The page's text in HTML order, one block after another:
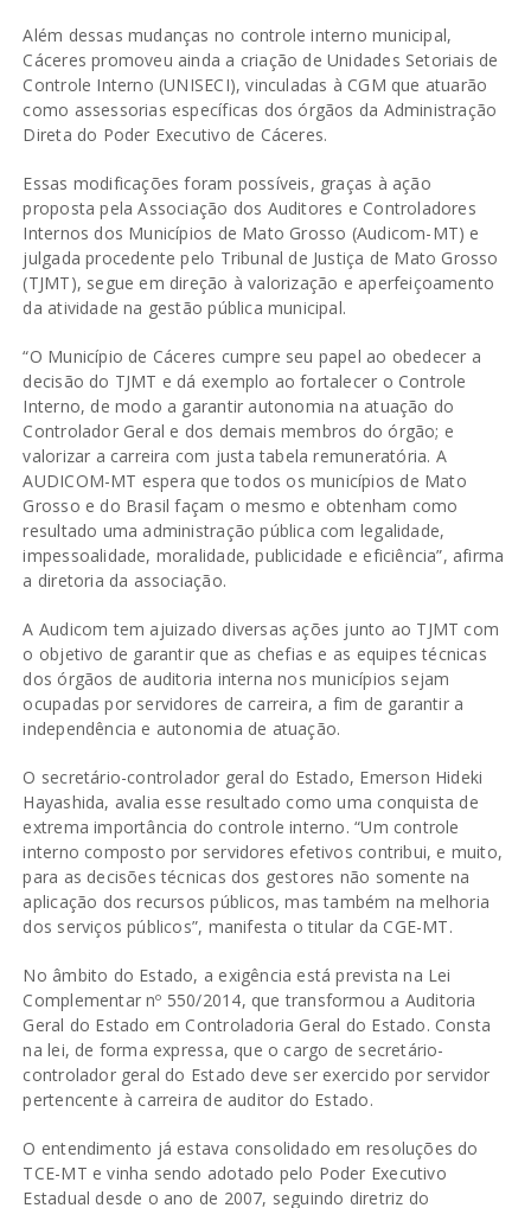
Além dessas mudanças no controle interno municipal,
Cáceres promoveu ainda a criação de Unidades Setoriais de
Controle Interno (UNISECI), vinculadas à CGM que atuarão
como assessorias específicas dos órgãos da Administração
Direta do Poder Executivo de Cáceres.
Essas modificações foram possíveis, graças à ação
proposta pela Associação dos Auditores e Controladores
Internos dos Municípios de Mato Grosso (Audicom-MT) e
julgada procedente pelo Tribunal de Justiça de Mato Grosso
(TJMT), segue em direção à valorização e aperfeiçoamento
da atividade na gestão pública municipal.
“O Município de Cáceres cumpre seu papel ao obedecer a
decisão do TJMT e dá exemplo ao fortalecer o Controle
Interno, de modo a garantir autonomia na atuação do
Controlador Geral e dos demais membros do órgão; e
valorizar a carreira com justa tabela remuneratória. A
AUDICOM-MT espera que todos os municípios de Mato
Grosso e do Brasil façam o mesmo e obtenham como
resultado uma administração pública com legalidade,
impessoalidade, moralidade, publicidade e eficiência”, afirma
a diretoria da associação.
A Audicom tem ajuizado diversas ações junto ao TJMT com
o objetivo de garantir que as chefias e as equipes técnicas
dos órgãos de auditoria interna nos municípios sejam
ocupadas por servidores de carreira, a fim de garantir a
independência e autonomia de atuação.
O secretário-controlador geral do Estado, Emerson Hideki
Hayashida, avalia esse resultado como uma conquista de
extrema importância do controle interno. “Um controle
interno composto por servidores efetivos contribui, e muito,
para as decisões técnicas dos gestores não somente na
aplicação dos recursos públicos, mas também na melhoria
dos serviços públicos”, manifesta o titular da CGE-MT.
No âmbito do Estado, a exigência está prevista na Lei
Complementar nº 550/2014, que transformou a Auditoria
Geral do Estado em Controladoria Geral do Estado. Consta
na lei, de forma expressa, que o cargo de secretário-
controlador geral do Estado deve ser exercido por servidor
pertencente à carreira de auditor do Estado.
O entendimento já estava consolidado em resoluções do
TCE-MT e vinha sendo adotado pelo Poder Executivo
Estadual desde o ano de 2007, seguindo diretriz do